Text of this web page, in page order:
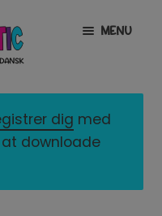
MENU
dig med
downloade